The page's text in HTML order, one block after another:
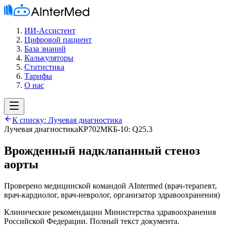
ИИ-Ассистент
Цифровой пациент
База знаний
Калькуляторы
Статистика
Тарифы
О нас
К списку: Лучевая диагностика
Лучевая диагностикаКР702МКБ-10: Q25.3
Врожденный надклапанный стеноз
аорты
Проверено медицинской командой AIntermed (врач-терапевт,
врач-кардиолог, врач-невролог, организатор здравоохранения)
Клинические рекомендации Министерства здравоохранения
Российской Федерации. Полный текст документа.